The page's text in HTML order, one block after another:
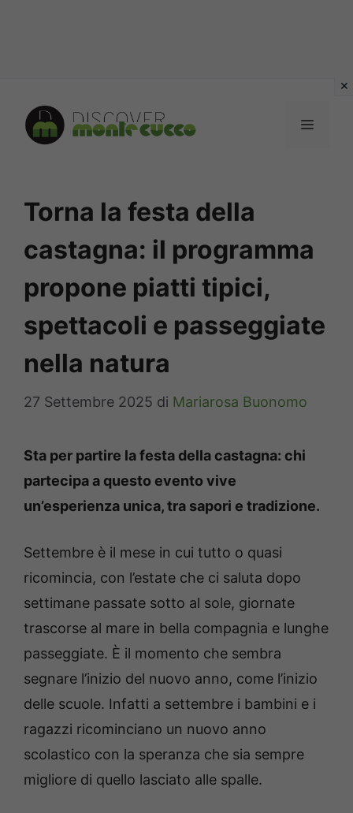
contenuto
MENU
Torna la festa della
castagna: il programma
propone piatti tipici,
spettacoli e passeggiate
nella natura
27 Settembre 2025 di Mariarosa Buonomo
Sta per partire la festa della castagna: chi
partecipa a questo evento vive
un’esperienza unica, tra sapori e tradizione.
Settembre è il mese in cui tutto o quasi
ricomincia, con l’estate che ci saluta dopo
settimane passate sotto al sole, giornate
trascorse al mare in bella compagnia e lunghe
passeggiate. È il momento che sembra
segnare l’inizio del nuovo anno, come l’inizio
delle scuole. Infatti a settembre i bambini e i
ragazzi ricominciano un nuovo anno
scolastico con la speranza che sia sempre
migliore di quello lasciato alle spalle.